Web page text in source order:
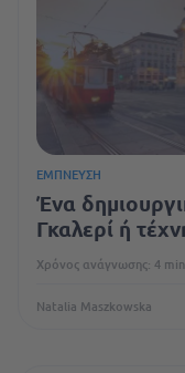
ΈΜΠΝΕΥΣΗ
Ένα
Γκαλερί ή
Χρόνος ανάγνωσης: 4 min
Natalia Maszkowska